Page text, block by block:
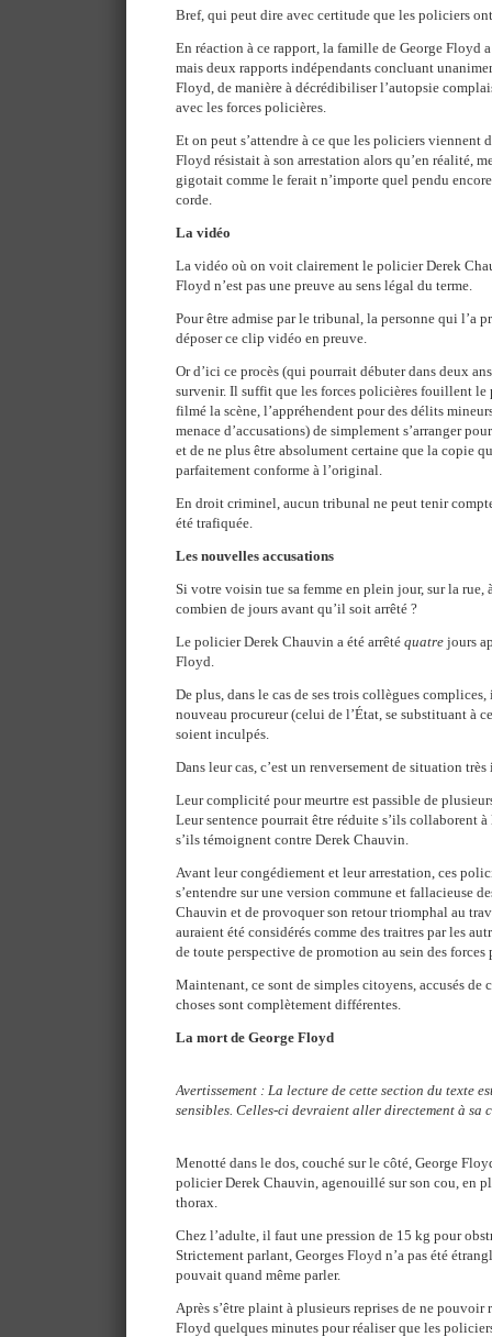
Bref, qui peut dire avec certitude que les policiers
En réaction à ce rapport, la famille de George Floyd
mais deux rapports indépendants concluant
Floyd, de manière à décrédibiliser l’autopsie
avec les forces policières.
Et on peut s’attendre à ce que les policiers viennent
Floyd résistait à son arrestation alors qu’en réalité,
gigotait comme le ferait n’importe quel pendu
corde.
La vidéo
La vidéo où on voit clairement le policier Derek
Floyd n’est pas une preuve au sens légal du terme.
Pour être admise par le tribunal, la personne qui l’a
déposer ce clip vidéo en preuve.
Or d’ici ce procès (qui pourrait débuter dans deux
survenir. Il suffit que les forces policières fouillent le
filmé la scène, l’appréhendent pour des délits
menace d’accusations) de simplement s’arranger
et de ne plus être absolument certaine que la copie
parfaitement conforme à l’original.
En droit criminel, aucun tribunal ne peut tenir
été trafiquée.
Les nouvelles accusations
Si votre voisin tue sa femme en plein jour, sur la rue,
combien de jours avant qu’il soit arrêté ?
Le policier Derek Chauvin a été arrêté quatre jours
Floyd.
De plus, dans le cas de ses trois collègues
nouveau procureur (celui de l’État, se substituant à
soient inculpés.
Dans leur cas, c’est un renversement de situation
Leur complicité pour meurtre est passible de
Leur sentence pourrait être réduite s’ils collaborent à
s’ils témoignent contre Derek Chauvin.
Avant leur congédiement et leur arrestation, ces
s’entendre sur une version commune et fallacieuse
Chauvin et de provoquer son retour triomphal au
auraient été considérés comme des traitres par les
de toute perspective de promotion au sein des forces
Maintenant, ce sont de simples citoyens, accusés de
choses sont complètement différentes.
La mort de George Floyd
Avertissement : La lecture de cette section du texte
sensibles. Celles-ci devraient aller directement à sa
Menotté dans le dos, couché sur le côté, George
policier Derek Chauvin, agenouillé sur son cou, en
thorax.
Chez l’adulte, il faut une pression de 15 kg pour
Strictement parlant, Georges Floyd n’a pas été
pouvait quand même parler.
Après s’être plaint à plusieurs reprises de ne pouvoir
Floyd quelques minutes pour réaliser que les